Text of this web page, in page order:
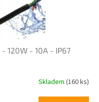
120W - 10A - IP67
Skladem (160 ks)